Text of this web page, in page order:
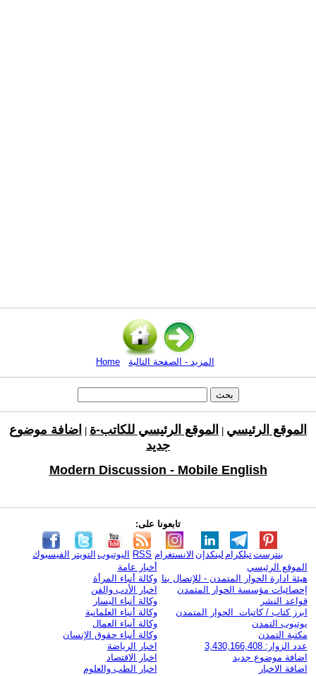
Home المزيد - الصفحة التالية
الموقع الرئيسي الموقع الرئيسي للكاتب-ة
اضافة موضوع
جديد
Modern Discussion - Mobile English
تابعونا على:
الفيسبوك التويتر اليوتيوب RSS الانستغرام لينكدإن تيلكرامبنترست
الموقع الرئيسي
هيئة ادارة الحوار المتمدن - للإتصال بنا
إحصائيات مؤسسة الحوار المتمدن
قواعد النشر
ابرز كتاب / كاتبات الحوار المتمدن
يوتيوب التمدن
مكتبة التمدن
عدد الزوار: 3,430,166,408
اضافة موضوع جديد
اضافة الاخبار
أخبار عامة
وكالة أنباء المرأة
اخبار الأدب والفن
وكالة أنباء اليسار
وكالة أنباء العلمانية
وكالة أنباء العمال
وكالة أنباء حقوق الإنسان
اخبار الرياضة
اخبار الاقتصاد
اخبار الطب والعلوم